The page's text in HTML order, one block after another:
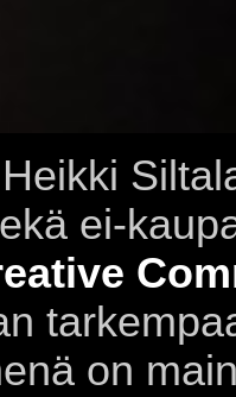
ei-
on